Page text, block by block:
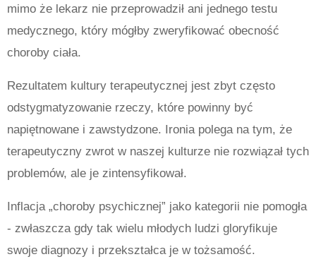
mimo że lekarz nie przeprowadził ani jednego testu
medycznego, który mógłby zweryfikować obecność
choroby ciała.
Rezultatem kultury terapeutycznej jest zbyt często
odstygmatyzowanie rzeczy, które powinny być
napiętnowane i zawstydzone. Ironia polega na tym, że
terapeutyczny zwrot w naszej kulturze nie rozwiązał tych
problemów, ale je zintensyfikował.
Inflacja „choroby psychicznej” jako kategorii nie pomogła
- zwłaszcza gdy tak wielu młodych ludzi gloryfikuje
swoje diagnozy i przekształca je w tożsamość.